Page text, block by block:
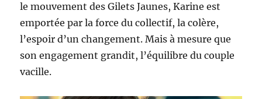
le mouvement des Gilets Jaunes, Karine est
emportée par la force du collectif, la colère,
l’espoir d’un changement. Mais à mesure que
son engagement grandit, l’équilibre du couple
vacille.